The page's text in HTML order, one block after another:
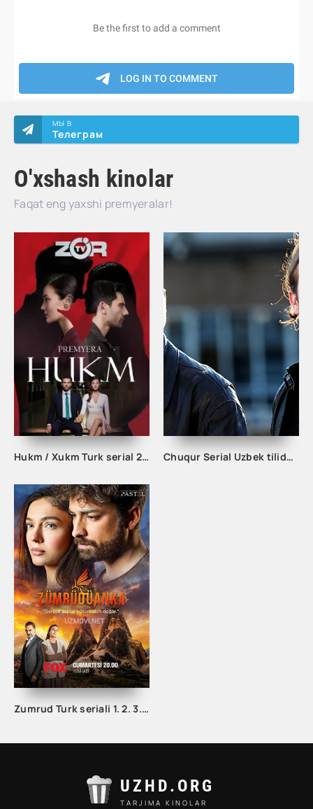
O'xshash kinolar
Faqat eng yaxshi premyeralar!
МЫ В
Телеграм
Hukm / Xukm Turk serial 203. 204. 205. 206. 207. 208. 209. 210. 211. 212. 213. 214. 215 Qism Uzbek tilida Hukim Xukim Barcha qismlari Chuqur Serial Uzbek tilida 1. 2. 3. 10. 20. 30. 40. 50. 60. 70. 80. 90. 100. 150. 200 Qism O'zbek tilida Chuqir Seryali Barcha qismlar
Zumrud Turk seriali 1. 2. 3. 80. 81. 82. 83. 84. 85. 86. 87. 88. 89. 90 Qism Uzbek tilida Barcha qismlar
UZHD.ORG
TARJIMA KINOLAR